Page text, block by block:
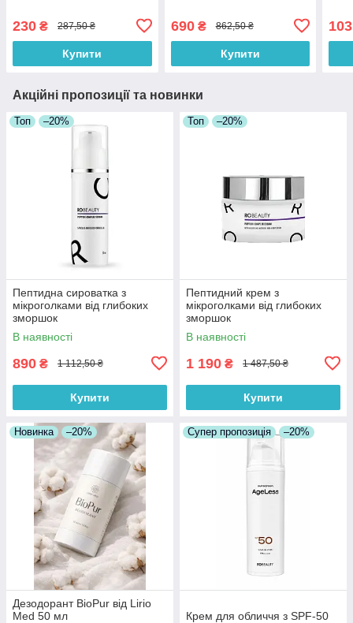
230 ₴ 287,50 ₴
Купити
690₴ 862,50 ₴
Купити
103
Акційні пропозиції та новинки
Топ –20%
Пептидна сироватка з
мікроголками від глибоких
зморшок
В наявності
890 ₴ 1 112,50 ₴
Купити
Топ –20%
Пептидний крем з
мікроголками від глибоких
зморшок
В наявності
1 190 ₴ 1 487,50 ₴
Купити
Новинка –20%
Дезодорант BioPur від Lirio
Med 50 мл
Супер пропозиція –20%
Крем для обличчя з SPF-50